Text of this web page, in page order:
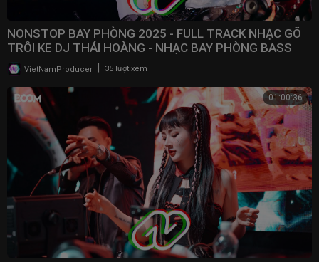
NONSTOP BAY PHÒNG 2025 - FULL TRACK NHẠC GÕ
TRÔI KE DJ THÁI HOÀNG - NHẠC BAY PHÒNG BASS
CWCH MẠNH
VietNamProducer 35 lượt xem
01:00:36